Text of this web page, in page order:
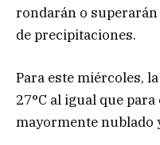
rondarán o
de precipitaciones.
Para este miércoles,
27°C al igual que
mayormente nublado